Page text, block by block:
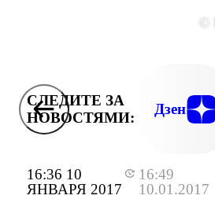
16:36 10
ЯНВАРЯ 2017
16:49
10.01.2017
©
СЛЕДИТЕ ЗА
НОВОСТЯМИ:
Дзен